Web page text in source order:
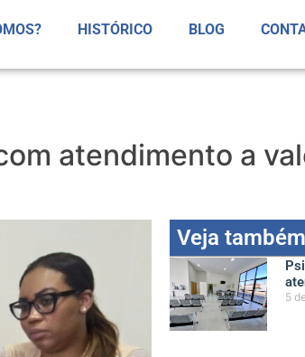
HISTÓRICO BLOG
atendimento a
Veja também
5